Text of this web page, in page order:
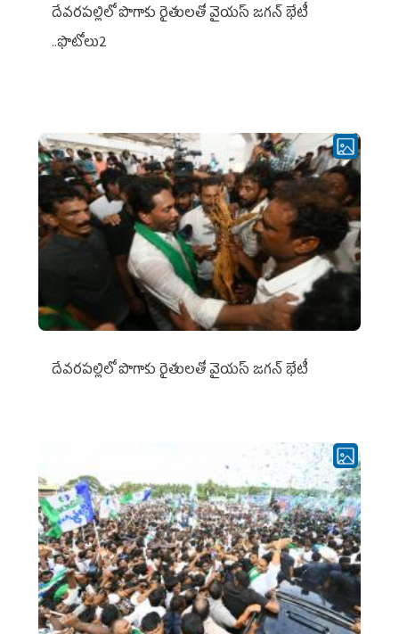
దేవరపల్లిలో పొగాకు రైతులతో వైయస్ జగన్ భేటీ
..ఫొటోలు2
దేవరపల్లిలో పొగాకు రైతులతో వైయస్ జగన్ భేటీ